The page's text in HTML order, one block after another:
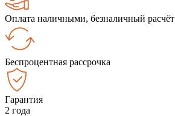
Оплата наличными, безналичный расчёт
Беспроцентная рассрочка
Гарантия
2 года